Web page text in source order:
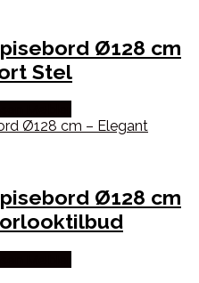
Ø128 cm
Stel
Ø128 cm